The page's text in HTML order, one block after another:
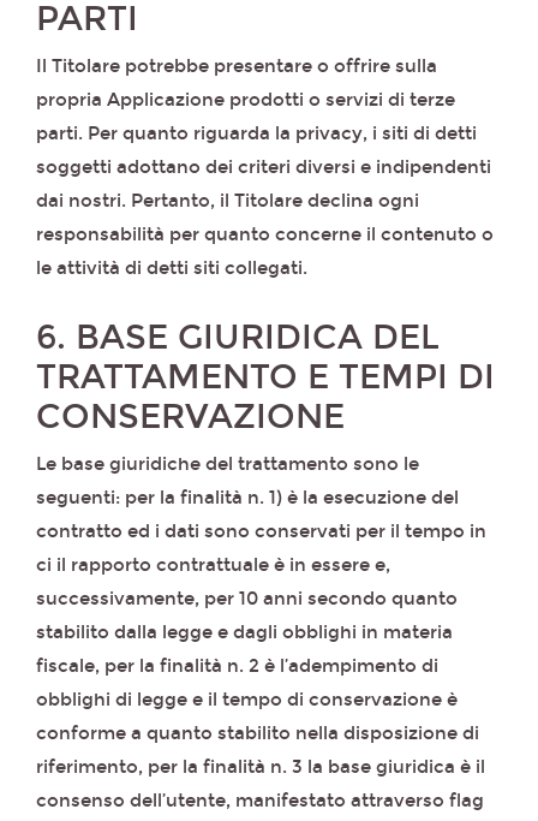
PARTI
Il Titolare potrebbe presentare o offrire sulla
propria Applicazione prodotti o servizi di terze
parti. Per quanto riguarda la privacy, i siti di detti
soggetti adottano dei criteri diversi e indipendenti
dai nostri. Pertanto, il Titolare declina ogni
responsabilità per quanto concerne il contenuto o
le attività di detti siti collegati.
6. BASE GIURIDICA DEL
TRATTAMENTO E TEMPI DI
CONSERVAZIONE
Le base giuridiche del trattamento sono le
seguenti: per la finalità n. 1) è la esecuzione del
contratto ed i dati sono conservati per il tempo in
ci il rapporto contrattuale è in essere e,
successivamente, per 10 anni secondo quanto
stabilito dalla legge e dagli obblighi in materia
fiscale, per la finalità n. 2 è l’adempimento di
obblighi di legge e il tempo di conservazione è
conforme a quanto stabilito nella disposizione di
riferimento, per la finalità n. 3 la base giuridica è il
consenso dell’utente, manifestato attraverso flag